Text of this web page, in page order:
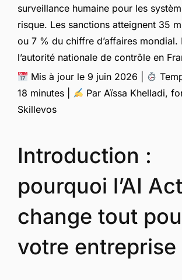
surveillance humaine pour les
risque. Les sanctions atteignent 35
ou 7 % du chiffre d’affaires mondial.
l’autorité nationale de contrôle en
Mis à jour le 9 juin 2026 |
18 minutes |
Par Aïssa Khelladi,
Skillevos
Introduction :
pourquoi l’AI Act
change tout
votre entreprise